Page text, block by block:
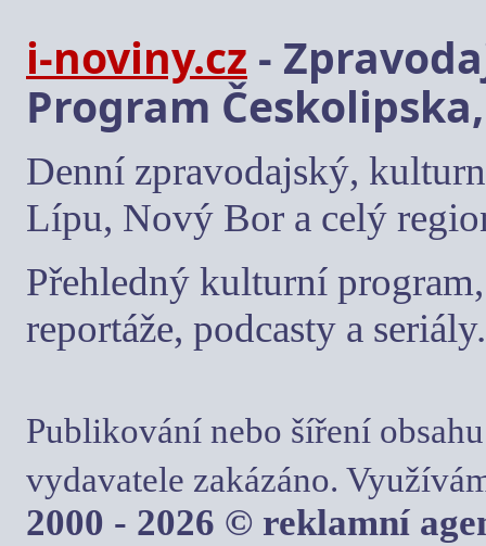
i-noviny.cz -
Program
Denní zpravodajský,
Lípu, Nový Bor a celý
Přehledný kulturní
reportáže, podcasty a seriály.
Publikování nebo šíření
vydavatele zakázáno.
2000 - 2026 © reklamní